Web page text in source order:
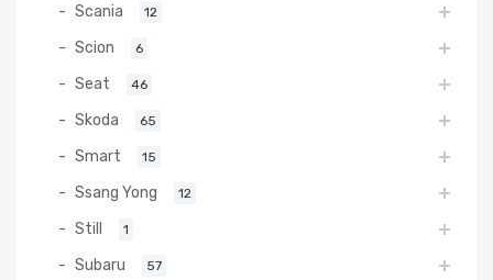
Scania 12
Scion 6
Seat 46
Skoda 65
Smart 15
Ssang Yong 12
Still 1
Subaru 57